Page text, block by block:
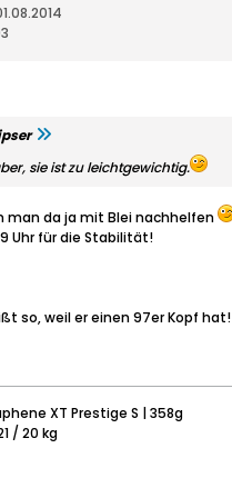
sie ist zu leichtgewichtig.
man da ja mit Blei nachhelfen
Uhr für die Stabilität!
so, weil er einen 97er Kopf hat!
XT Prestige S | 358g
/ 20 kg